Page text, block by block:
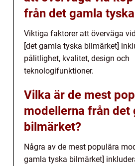
från det gamla
Viktiga faktorer att överväga
[det gamla tyska bilmärket]
pålitlighet, kvalitet, design och
teknologifunktioner.
Vilka är de mest
modellerna från det
bilmärket?
Några av de mest populära
gamla tyska bilmärket]